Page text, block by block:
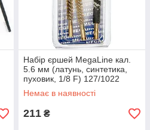
Набір єршей MegaLine кал.
5.6 мм (латунь, синтетика,
пуховик, 1/8 F) 127/1022
Немає в наявності
211 ₴